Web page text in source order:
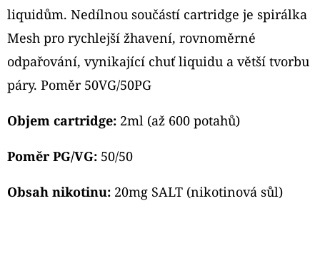
liquidům. Nedílnou součástí cartridge je spirálka
Mesh pro rychlejší žhavení, rovnoměrné
odpařování, vynikající chuť liquidu a větší tvorbu
páry. Poměr 50VG/50PG
Objem cartridge: 2ml (až 600 potahů)
Poměr PG/VG: 50/50
Obsah nikotinu: 20mg SALT (nikotinová sůl)
OXVA
NEXLIM
CARTRIDGE
Kč
Původně:
Kč